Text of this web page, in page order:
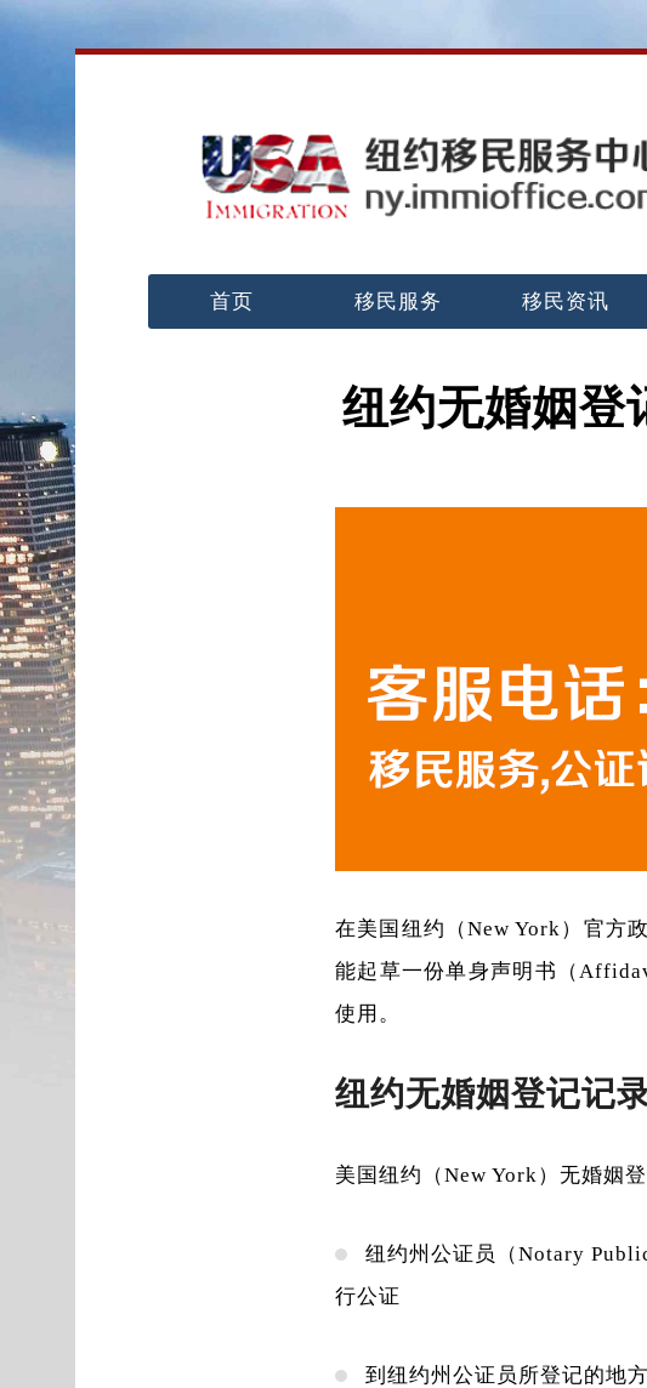
首页 移民服务 移民资讯
纽约无婚姻登
在美国纽约（New York）官方
能起草一份单身声明书（
使用。
纽约无婚姻登记记
美国纽约（New York）无婚姻
纽约州公证员（Notary
行公证
到纽约州公证员所登记的地